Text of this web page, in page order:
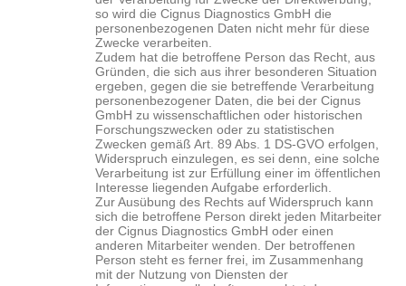
so wird die Cignus Diagnostics GmbH die
personenbezogenen Daten nicht mehr für diese
Zwecke verarbeiten.
Zudem hat die betroffene Person das Recht, aus
Gründen, die sich aus ihrer besonderen Situation
ergeben, gegen die sie betreffende Verarbeitung
personenbezogener Daten, die bei der Cignus
GmbH zu wissenschaftlichen oder historischen
Forschungszwecken oder zu statistischen
Zwecken gemäß Art. 89 Abs. 1 DS-GVO erfolgen,
Widerspruch einzulegen, es sei denn, eine solche
Verarbeitung ist zur Erfüllung einer im öffentlichen
Interesse liegenden Aufgabe erforderlich.
Zur Ausübung des Rechts auf Widerspruch kann
sich die betroffene Person direkt jeden Mitarbeiter
der Cignus Diagnostics GmbH oder einen
anderen Mitarbeiter wenden. Der betroffenen
Person steht es ferner frei, im Zusammenhang
mit der Nutzung von Diensten der